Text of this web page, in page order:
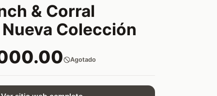
& Corral
Colección
Agotado